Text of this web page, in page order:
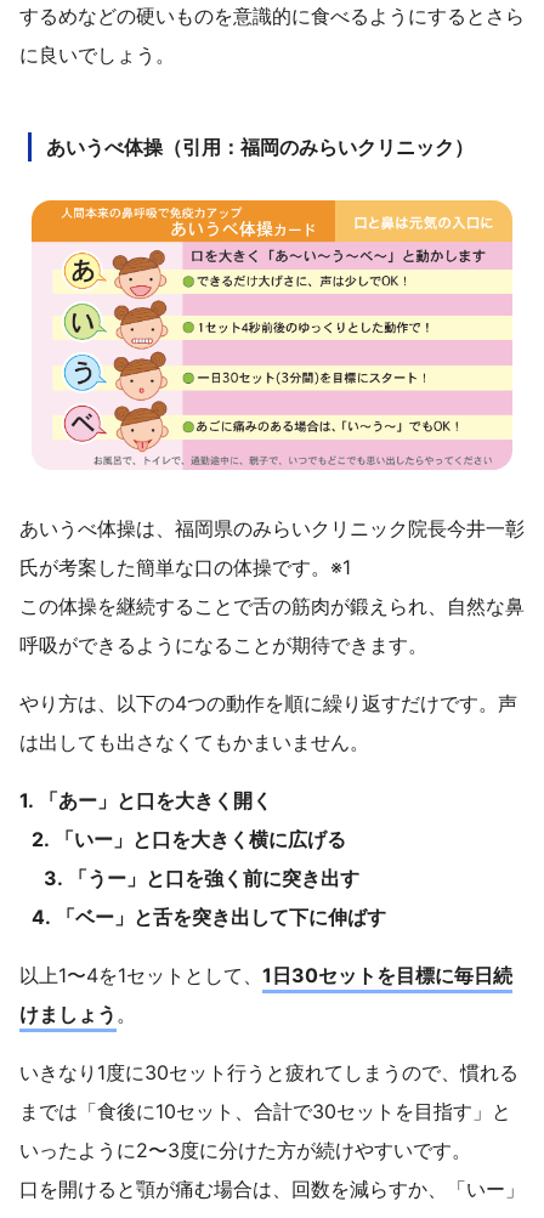
するめなどの硬いものを意識的に食べるようにするとさら
に良いでしょう。
あいうべ体操（引用：福岡のみらいクリニック）
あいうべ体操は、福岡県のみらいクリニック院長今井一彰
氏が考案した簡単な口の体操です。※1
この体操を継続することで舌の筋肉が鍛えられ、自然な鼻
呼吸ができるようになることが期待できます。
やり方は、以下の4つの動作を順に繰り返すだけです。声
は出しても出さなくてもかまいません。
1. 「あー」と口を大きく開く
2. 「いー」と口を大きく横に広げる
3. 「うー」と口を強く前に突き出す
4. 「ベー」と舌を突き出して下に伸ばす
以上1〜4を1セットとして、 1日30セットを目標に毎日続
けましょう 。
いきなり1度に30セット行うと疲れてしまうので、慣れる
までは「食後に10セット、合計で30セットを目指す」と
いったように2〜3度に分けた方が続けやすいです。
口を開けると顎が痛む場合は、回数を減らすか、「いー」